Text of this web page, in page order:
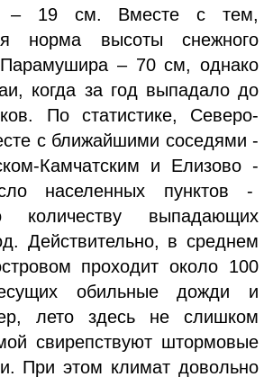
19 см. Вместе с тем,
норма высоты снежного
– 70 см, однако
когда за год выпадало до
По статистике, Северо-
с ближайшими соседями -
Камчатским и Елизово -
населенных пунктов -
количеству выпадающих
Действительно, в среднем
проходит около 100
обильные дожди и
лето здесь не слишком
свирепствуют штормовые
При этом климат довольно